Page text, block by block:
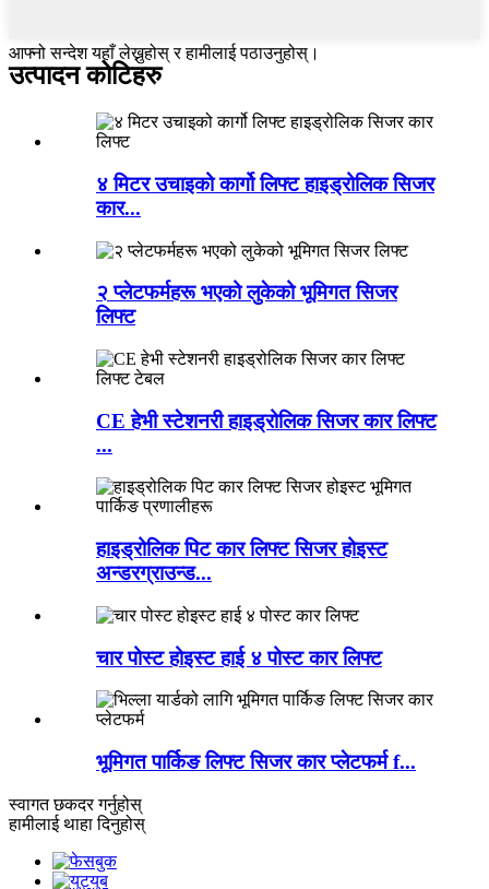
आफ्नो सन्देश यहाँ लेख्नुहोस् र हामीलाई पठाउनुहोस्।
उत्पादन कोटिहरु
४ मिटर उचाइको कार्गो लिफ्ट हाइड्रोलिक सिजर
कार...
२ प्लेटफर्महरू भएको लुकेको भूमिगत सिजर
लिफ्ट
CE हेभी स्टेशनरी हाइड्रोलिक सिजर कार लिफ्ट
...
हाइड्रोलिक पिट कार लिफ्ट सिजर होइस्ट
अन्डरग्राउन्ड...
चार पोस्ट होइस्ट हाई ४ पोस्ट कार लिफ्ट
भूमिगत पार्किङ लिफ्ट सिजर कार प्लेटफर्म f...
स्वागत छकदर गर्नुहोस्
हामीलाई थाहा दिनुहोस्